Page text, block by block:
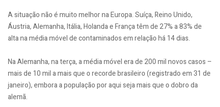
A situação não é muito melhor na Europa. Suíça, Reino Unido,
Áustria, Alemanha, Itália, Holanda e França têm de 27% a 83% de
alta na média móvel de contaminados em relação há 14 dias.
Na Alemanha, na terça, a média móvel era de 200 mil novos casos –
mais de 10 mil a mais que o recorde brasileiro (registrado em 31 de
janeiro), embora a população por aqui seja mais que o dobro da
alemã.